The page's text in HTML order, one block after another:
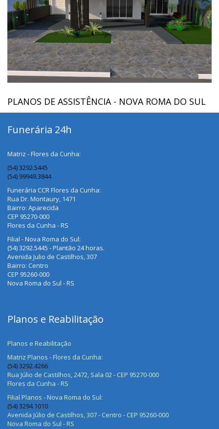
PLANOS DE ASSISTÊNCIA - NOVA ROMA DO SUL
Funerária 24h
Matriz - Flores da Cunha:
(54) 3292.5445
(54) 99949.3844
Funerária CCR Flores da Cunha:
Rua Dr. Montaury, 1471
Bairro: Aparecida
CEP 95270-000
Flores da Cunha - RS
Filial - Nova Roma do Sul:
(54) 3292.5445 - Plantão 24 horas.
Avenida Julio de Castilhos, 307
Bairro: Centro
CEP 95260-000
Nova Roma do Sul - RS
Planos e Reabilitação
Planos e Reabilitação
Matriz Planos - Flores da Cunha:
(54) 3292.4266
Rua Júlio de Castilhos, 2472, Sala 02 - CEP 95270-000
Flores da Cunha - RS
Filial Planos - Nova Roma do Sul:
(54) 3294.1010
Avenida Júlio de Castilhos, 307 - Centro - CEP 95260-000
Nova Roma do Sul - RS